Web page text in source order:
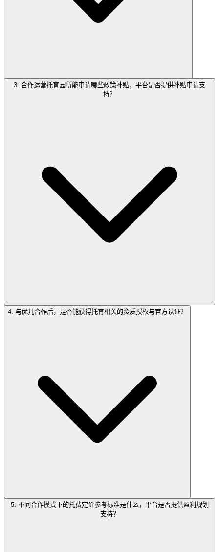
3. 合作运营托育园所能申请哪些政策补贴，平台是否提供补贴申请支
持？
4. 与优儿合作后，是否能获得托育相关的资质授权与官方认证？
5. 不同合作模式下的托费定价参考标准是什么，平台是否提供盈利规划
支持？